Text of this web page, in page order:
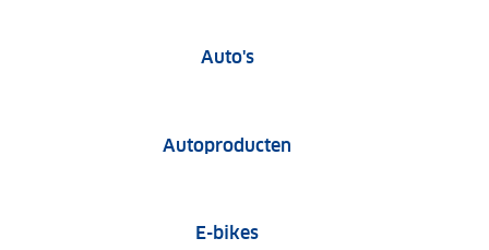
Auto'sAuto tests
Autoproducten
E-bikesE-bike tests